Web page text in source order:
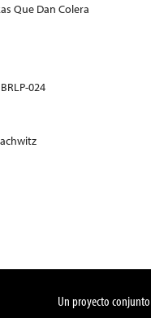
Que Dan Colera
BRLP-024
Un proyecto conjunto